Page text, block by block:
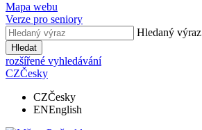
Mapa webu
Verze pro seniory
Hledaný výraz
Hledat
rozšířené vyhledávání
CZČesky
CZČesky
ENEnglish